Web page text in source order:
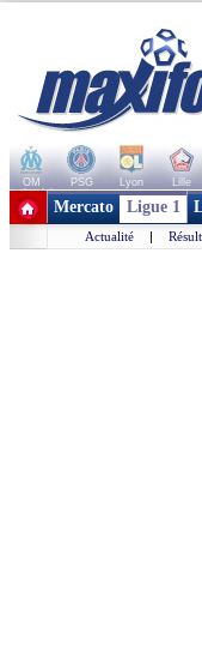
OM PSG Lyon Lille
+ de clubs
Mercato Ligue 1
Actualité |